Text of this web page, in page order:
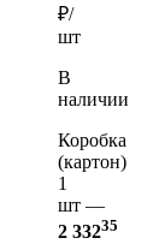
₽/
шт
В
наличии
Коробка
(картон)
1
шт —
2 33235